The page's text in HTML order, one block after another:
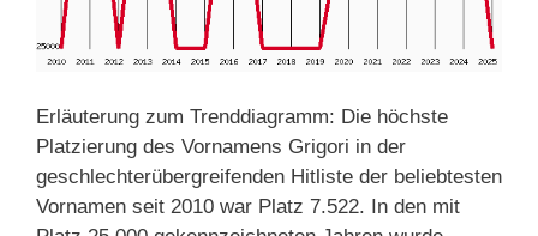
Erläuterung zum Trenddiagramm: Die höchste
Platzierung des Vornamens Grigori in der
geschlechterübergreifenden Hitliste der beliebtesten
Vornamen seit 2010 war Platz 7.522. In den mit